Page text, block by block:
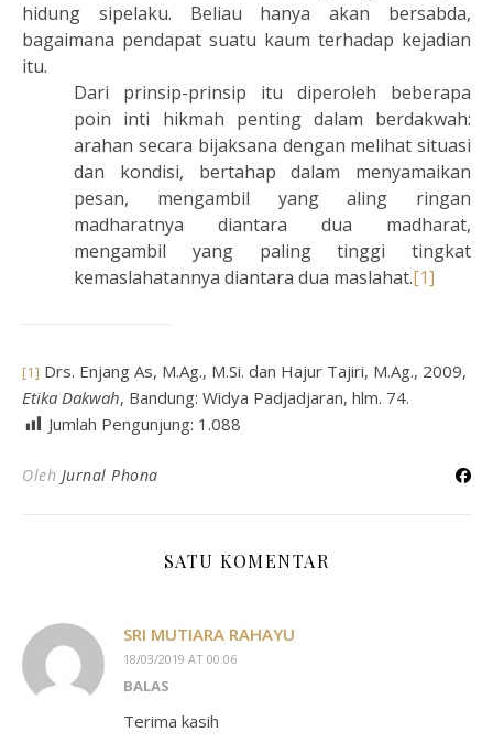
hidung sipelaku. Beliau hanya akan bersabda,
bagaimana pendapat suatu kaum terhadap kejadian
itu.
Dari prinsip-prinsip itu diperoleh beberapa
poin inti hikmah penting dalam berdakwah:
arahan secara bijaksana dengan melihat situasi
dan kondisi, bertahap dalam menyamaikan
pesan, mengambil yang aling ringan
madharatnya diantara dua madharat,
mengambil yang paling tinggi tingkat
kemaslahatannya diantara dua maslahat.[1]
[1] Drs. Enjang As, M.Ag., M.Si. dan Hajur Tajiri, M.Ag., 2009,
Etika Dakwah, Bandung: Widya Padjadjaran, hlm. 74.
Jumlah Pengunjung: 1.088
Oleh Jurnal Phona
SATU KOMENTAR
SRI MUTIARA RAHAYU
18/03/2019 AT 00:06
BALAS
Terima kasih